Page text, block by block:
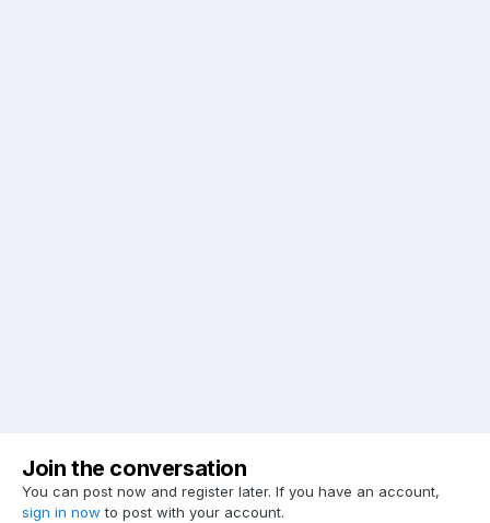
Join the conversation
You can post now and register later. If you have an account,
sign in now to post with your account.